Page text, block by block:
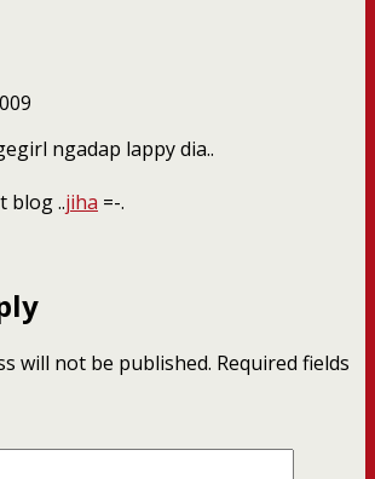
ngadap lappy dia..
blog ..jiha =-.
will not be published. Required fields